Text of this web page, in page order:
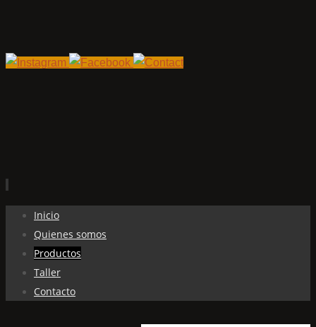
contenido
Inicio
Quienes somos
Productos
Taller
Contacto